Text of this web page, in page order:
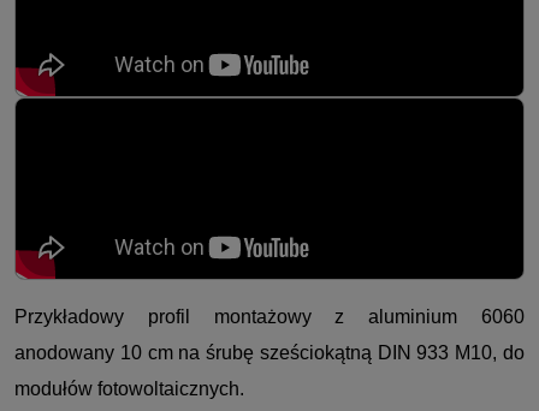
Przykładowy profil montażowy z aluminium 6060
anodowany 10 cm na śrubę sześciokątną DIN 933 M10, do
modułów fotowoltaicznych.